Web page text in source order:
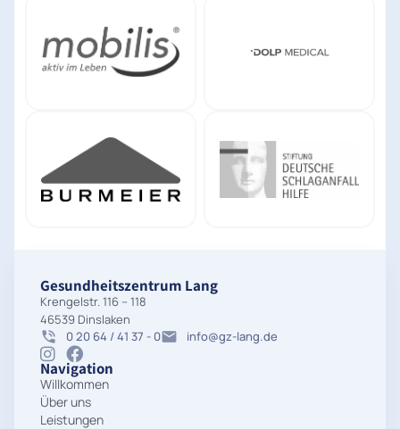
Gesundheitszentrum Lang
Krengelstr. 116 – 118
46539 Dinslaken
0 20 64 / 41 37 - 0
info@gz-lang.de
Navigation
Willkommen
Über uns
Leistungen